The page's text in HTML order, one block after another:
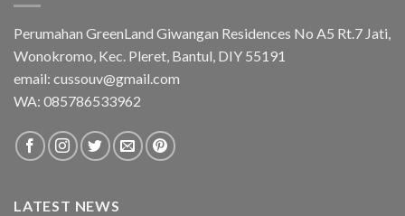
Perumahan GreenLand Giwangan Residences No A5 Rt.7 Jati,
Wonokromo, Kec. Pleret, Bantul, DIY 55191
email: cussouv@gmail.com
WA: 085786533962
LATEST NEWS